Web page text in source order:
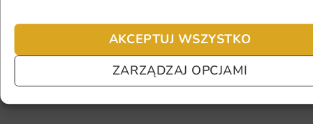
AKCEPTUJ WSZYSTKO
ZARZĄDZAJ OPCJAMI
Fototapeta ma inny kolor na telefonie
a inny na komputerze. Jak sprawdzić